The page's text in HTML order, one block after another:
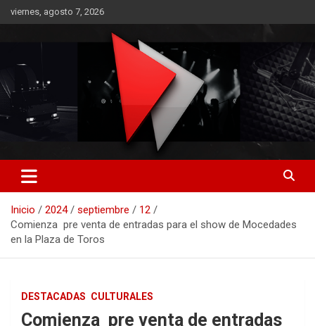
Saltar
al
viernes, agosto 7, 2026
RO CONTENIDOS
Inicio 2024 septiembre
12
Comienza pre venta de entradas para el show de Mocedades
en la Plaza de Toros
DESTACADAS CULTURALES
Comienza pre venta de entradas